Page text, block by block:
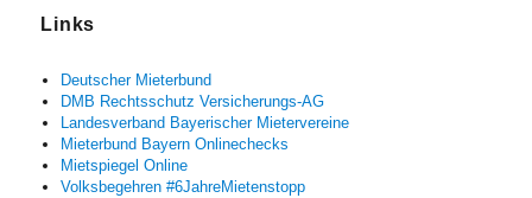
Links
Deutscher Mieterbund
DMB Rechtsschutz Versicherungs-AG
Landesverband Bayerischer Mietervereine
Mieterbund Bayern Onlinechecks
Mietspiegel Online
Volksbegehren #6JahreMietenstopp